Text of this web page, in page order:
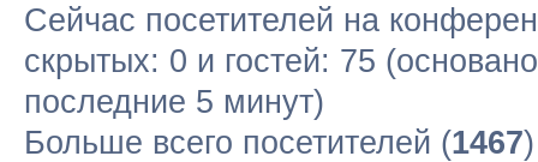
Сейчас посетителей на
скрытых: 0 и гостей: 75
последние 5 минут)
Больше всего посетителей (1467